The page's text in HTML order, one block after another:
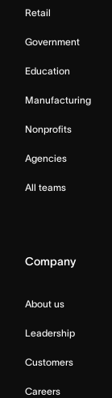
Retail
Government
Education
Manufacturing
Nonprofits
Agencies
All teams
Company
About us
Leadership
Customers
Careers